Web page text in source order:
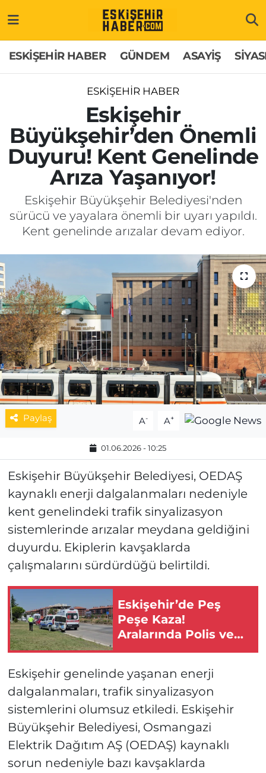
ESKİŞEHİR HABER GÜNDEM ASAYİŞ
ESKİŞEHİR HABER
Eskişehir
Büyükşehir’den Önemli
Duyuru! Kent Genelinde
Arıza Yaşanıyor!
Eskişehir Büyükşehir Belediyesi'nden
sürücü ve yayalara önemli bir uyarı yapıldı.
Kent genelinde arızalar devam ediyor.
Paylaş A- A+
01.06.2026 - 10:25
Eskişehir Büyükşehir Belediyesi, OEDAŞ
kaynaklı enerji dalgalanmaları nedeniyle
kent genelindeki trafik sinyalizasyon
sistemlerinde arızalar meydana geldiğini
duyurdu. Ekiplerin kavşaklarda
çalışmalarını sürdürdüğü belirtildi.
Eskişehir’de Peş
Peşe Kaza!
Aralarında Polis ve
Bekçinin de
Sayıda Yaralı Var!
Eskişehir genelinde yaşanan enerji
dalgalanmaları, trafik sinyalizasyon
sistemlerini olumsuz etkiledi. Eskişehir
Büyükşehir Belediyesi, Osmangazi
Elektrik Dağıtım AŞ (OEDAŞ) kaynaklı
sorun nedeniyle bazı kavşaklarda
GÜNDEM
SİYASET
EKONOMİ
SAĞLIK
EĞİTİM
SPOR
MAGAZİN
ESKİŞEHİRSPOR
Hakkımızda
Künye
Odunpazarı Trafik Yoğunluk Haritası
Süper Lig Puan Durumu ve Fikstür
Tüm Manşetler
Son Dakika Haberleri
Haber Arşivi